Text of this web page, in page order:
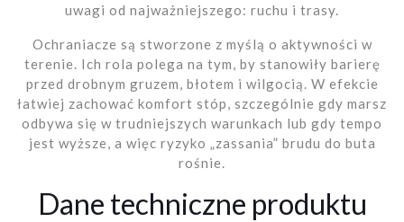
uwagi od najważniejszego: ruchu i trasy.
Ochraniacze są stworzone z myślą o aktywności w
terenie. Ich rola polega na tym, by stanowiły barierę
przed drobnym gruzem, błotem i wilgocią. W efekcie
łatwiej zachować komfort stóp, szczególnie gdy marsz
odbywa się w trudniejszych warunkach lub gdy tempo
jest wyższe, a więc ryzyko „zassania” brudu do buta
rośnie.
Dane techniczne produktu